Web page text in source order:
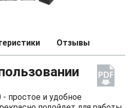
Отзывы
простое и удобное